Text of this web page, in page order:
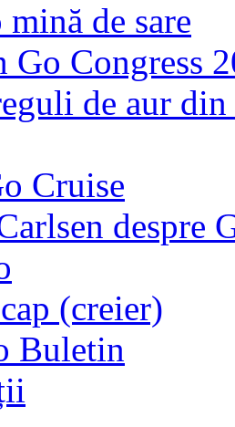
de sare
Go Congress
de aur
Cruise
despre
(creier)
Buletin